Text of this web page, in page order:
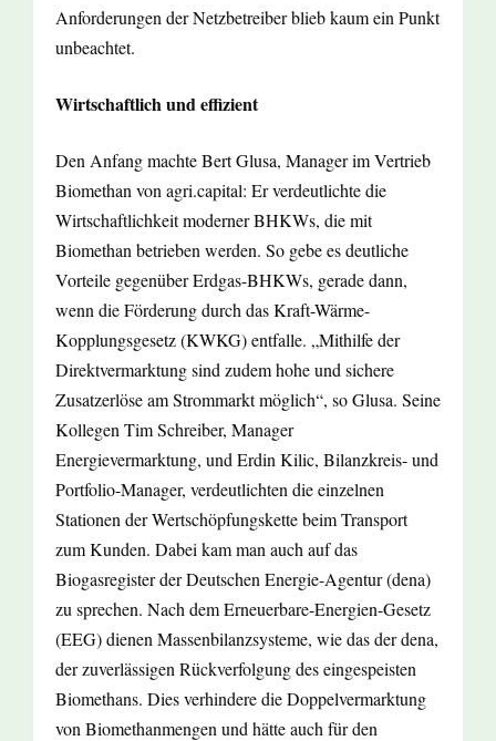
Anforderungen der Netzbetreiber blieb kaum ein Punkt
unbeachtet.
Wirtschaftlich und effizient
Den Anfang machte Bert Glusa, Manager im Vertrieb
Biomethan von agri.capital: Er verdeutlichte die
Wirtschaftlichkeit moderner BHKWs, die mit
Biomethan betrieben werden. So gebe es deutliche
Vorteile gegenüber Erdgas-BHKWs, gerade dann,
wenn die Förderung durch das Kraft-Wärme-
Kopplungsgesetz (KWKG) entfalle. „Mithilfe der
Direktvermarktung sind zudem hohe und sichere
Zusatzerlöse am Strommarkt möglich“, so Glusa. Seine
Kollegen Tim Schreiber, Manager
Energievermarktung, und Erdin Kilic, Bilanzkreis- und
Portfolio-Manager, verdeutlichten die einzelnen
Stationen der Wertschöpfungskette beim Transport
zum Kunden. Dabei kam man auch auf das
Biogasregister der Deutschen Energie-Agentur (dena)
zu sprechen. Nach dem Erneuerbare-Energien-Gesetz
(EEG) dienen Massenbilanzsysteme, wie das der dena,
der zuverlässigen Rückverfolgung des eingespeisten
Biomethans. Dies verhindere die Doppelvermarktung
von Biomethanmengen und hätte auch für den